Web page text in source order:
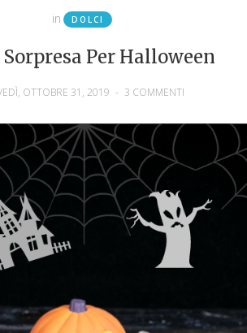
in DOLCI
Per Halloween
OTTOBRE 31, 2019 - 3 COMMENTI